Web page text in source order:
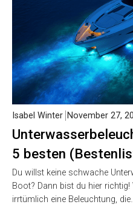
5 besten
Isabel Winter November 27,
Du willst keine schwache
Boot? Dann bist du hier
irrtümlich eine Beleuchtung,